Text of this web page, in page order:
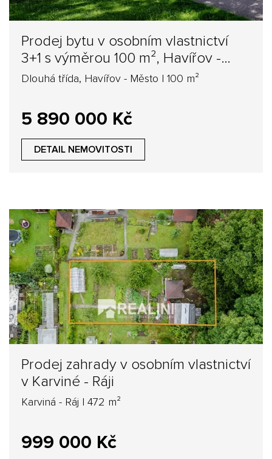
Prodej bytu v osobním vlastnictví
3+1 s výměrou 100 m², Havířov -
Město
Dlouhá třída, Havířov - Město | 100 m²
5 890 000 Kč
DETAIL NEMOVITOSTI
Prodej zahrady v osobním vlastnictví
v Karviné - Ráji
Karviná - Ráj | 472 m²
999 000 Kč